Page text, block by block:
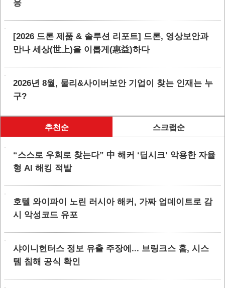
응
[2026 드론 제품 & 솔루션 리포트] 드론, 영상보안과
만나 세상(世上)을 이롭게(惠益)하다
2026년 8월, 물리&사이버보안 기업이 찾는 인재는 누
구?
추천순 스크랩순
“스스로 우회로 찾는다” 中 해커 ‘딥시크’ 악용한 자율
형 AI 해킹 적발
호텔 와이파이 노린 러시아 해커, 가짜 업데이트로 감
시 악성코드 유포
샤이니헌터스 정보 유출 주장에... 브링크스 홈, 시스
템 침해 공식 확인